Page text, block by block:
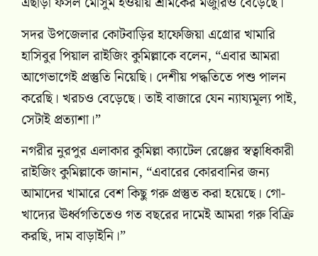
সদর উপজেলার কোটবাড়ির হাফেজিয়া এগ্রোর খামারি
হাসিবুর পিয়াল রাইজিং কুমিল্লাকে বলেন, “এবার আমরা
আগেভাগেই প্রস্তুতি নিয়েছি। দেশীয় পদ্ধতিতে পশু পালন
করেছি। খরচও বেড়েছে। তাই বাজারে যেন ন্যায্যমূল্য পাই,
সেটাই প্রত্যাশা।”
নগরীর নুরপুর এলাকার কুমিল্লা ক্যাটেল রেঞ্জের স্বত্বাধিকারী
রাইজিং কুমিল্লাকে জানান, “এবারের কোরবানির জন্য
আমাদের খামারে বেশ কিছু গরু প্রস্তুত করা হয়েছে। গো-
খাদ্যের ঊর্ধ্বগতিতেও গত বছরের দামেই আমরা গরু বিক্রি
করছি, দাম বাড়াইনি।”